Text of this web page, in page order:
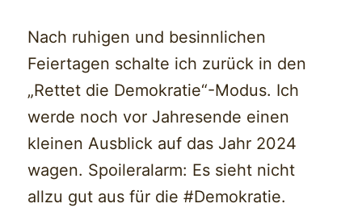
Nach ruhigen und besinnlichen
Feiertagen schalte ich zurück in den
„Rettet die Demokratie“-Modus. Ich
werde noch vor Jahresende einen
kleinen Ausblick auf das Jahr 2024
wagen. Spoileralarm: Es sieht nicht
allzu gut aus für die #Demokratie.